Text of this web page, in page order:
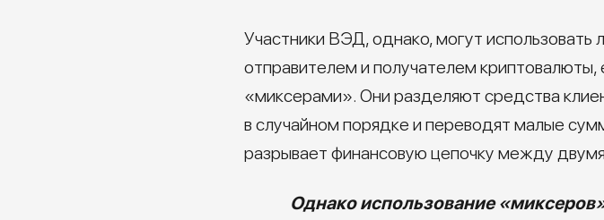
Участники ВЭД, однако, могут
отправителем и получателем
«миксерами». Они разделяют средства
в случайном порядке и переводят малые
разрывает финансовую цепочку между
Однако использование